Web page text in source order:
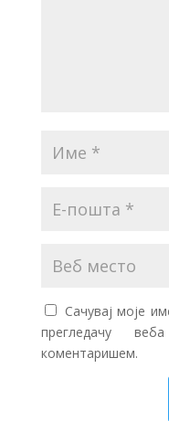
Сачувај моје
прегледачу
коментаришем.